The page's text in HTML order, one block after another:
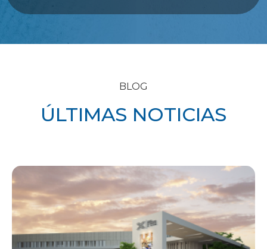
BLOG
ÚLTIMAS NOTICIAS